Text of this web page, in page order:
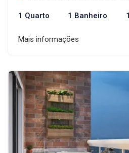
1 Quarto 1 Banheiro
Mais informações